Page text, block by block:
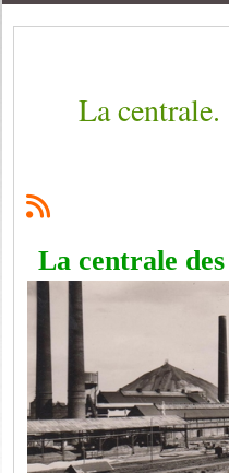
La centrale.
La centrale